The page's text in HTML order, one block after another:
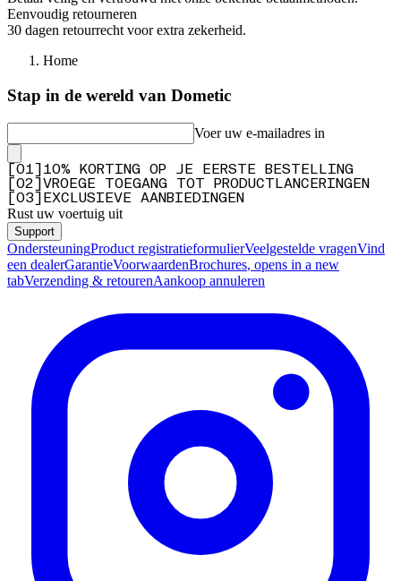
Eenvoudig retourneren
30 dagen retourrecht voor extra zekerheid.
Home
Stap in de wereld van Dometic
Voer uw e-mailadres in
[01] 10% KORTING OP JE EERSTE BESTELLING
[02] VROEGE TOEGANG TOT PRODUCTLANCERINGEN
[03] EXCLUSIEVE AANBIEDINGEN
Rust uw voertuig uit
Support
OndersteuningProduct registratieformulierVeelgestelde vragenVind
een dealerGarantieVoorwaardenBrochures, opens in a new
tabVerzending & retourenAankoop annuleren